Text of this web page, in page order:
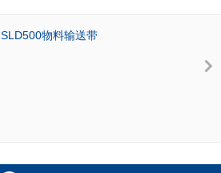
SLD500物料输送带